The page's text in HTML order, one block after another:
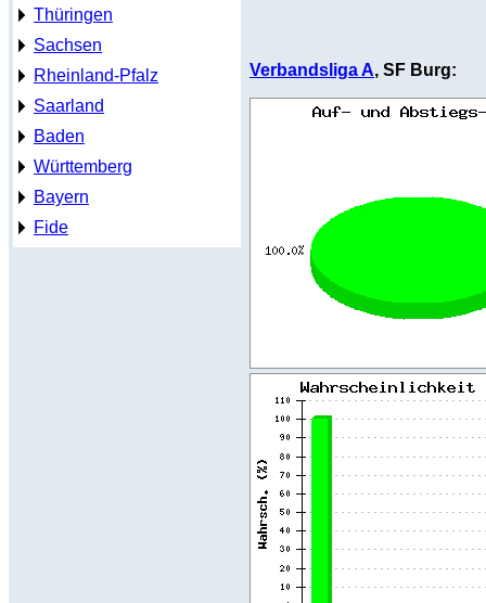
Thüringen
Sachsen
Rheinland-Pfalz
Saarland
Baden
Württemberg
Bayern
Fide
Verbandsliga A, SF Burg: